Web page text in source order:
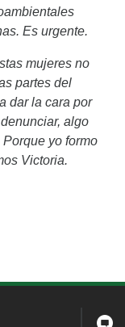
Es urgente.
mujeres no
partes del
dar la cara por
algo
yo formo
Victoria.